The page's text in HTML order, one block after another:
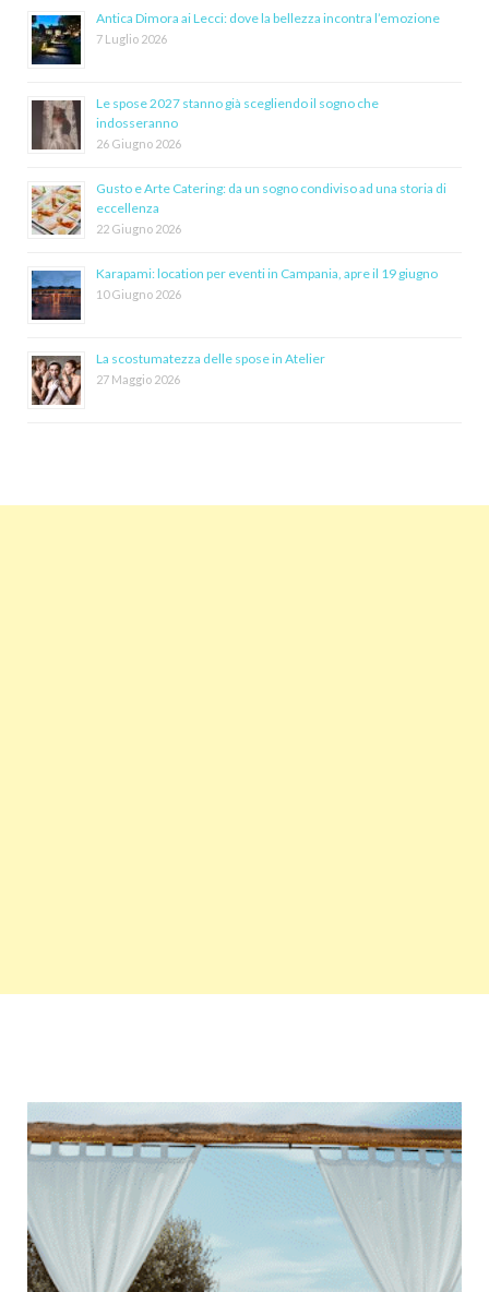
Antica Dimora ai Lecci: dove la bellezza incontra l’emozione
7 Luglio 2026
Le spose 2027 stanno già scegliendo il sogno che
indosseranno
26 Giugno 2026
Gusto e Arte Catering: da un sogno condiviso ad una storia di
eccellenza
22 Giugno 2026
Karapami: location per eventi in Campania, apre il 19 giugno
10 Giugno 2026
La scostumatezza delle spose in Atelier
27 Maggio 2026